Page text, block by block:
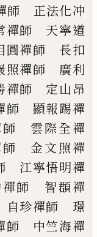
師 正法化冲
師 天寧道
圓禪師 長扣
禪師 廣利
禪師 定山昂
師 顯報踢禪
雲際全禪
金文照禪
江寧悟明禪
師
智頵禪
珍禪師 璟
師 中竺海禪